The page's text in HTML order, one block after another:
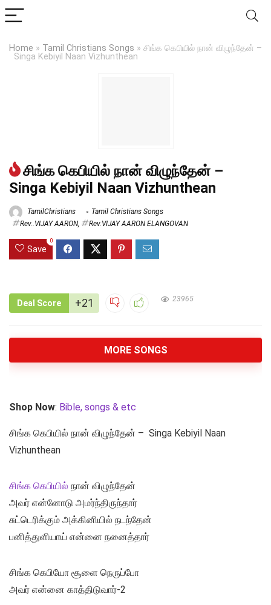
Home » Tamil Christians Songs » சிங்க கெபியில் நான் விழுந்தேன் –
Singa Kebiyil Naan Vizhunthean
சிங்க கெபியில் நான் விழுந்தேன் –
Singa Kebiyil Naan Vizhunthean
TamilChristians
Tamil Christians Songs
Rev..VIJAY AARON, Rev.VIJAY AARON ELANGOVAN
Save
0
Deal Score +21 23965
MORE SONGS
Shop Now: Bible, songs & etc
சிங்க கெபியில் நான் விழுந்தேன் – Singa Kebiyil Naan
Vizhunthean
சிங்க கெபியில் நான் விழுந்தேன்
அவர் என்னோடு அமர்ந்திருந்தார்
சுட்டெரிக்கும் அக்கினியில் நடந்தேன்
பனித்துளியாய் என்னை நனைத்தார்
சிங்க கெபியோ சூளை நெருப்போ
அவர் என்னை காத்திடுவார்-2